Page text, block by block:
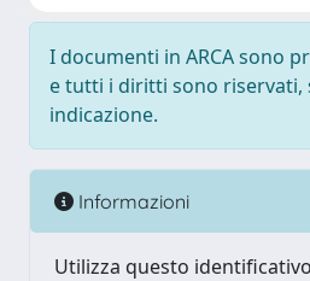
I documenti in ARCA sono
e tutti i diritti sono riservati,
indicazione.
Informazioni
Utilizza questo